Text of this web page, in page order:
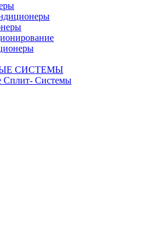
СИСТЕМЫ
Системы